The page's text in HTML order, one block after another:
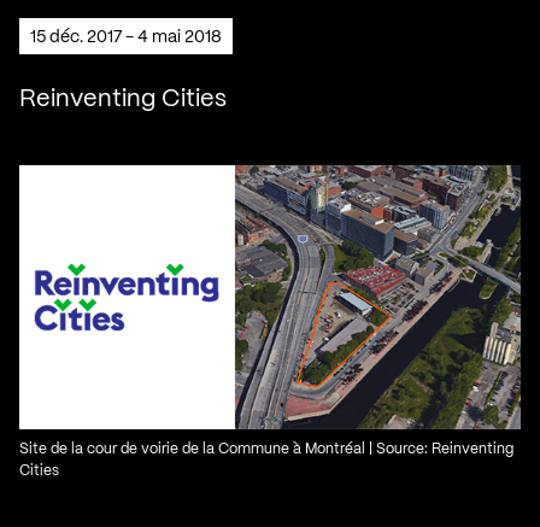
15 déc. 2017 - 4 mai 2018
Reinventing Cities
Site de la cour de voirie de la Commune à Montréal | Source: Reinventing
Cities